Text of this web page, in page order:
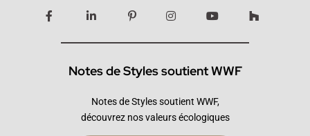
Notes de Styles soutient WWF
Notes de Styles soutient WWF,
découvrez nos valeurs écologiques